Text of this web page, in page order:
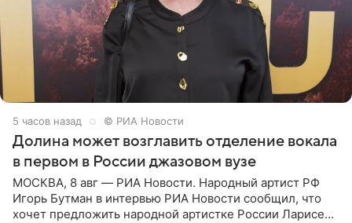
5 часов назад © РИА Новости
Долина может возглавить отделение вокала
в первом в России джазовом вузе
МОСКВА, 8 авг — РИА Новости. Народный артист РФ
Игорь Бутман в интервью РИА Новости сообщил, что
хочет предложить народной артистке России Ларисе